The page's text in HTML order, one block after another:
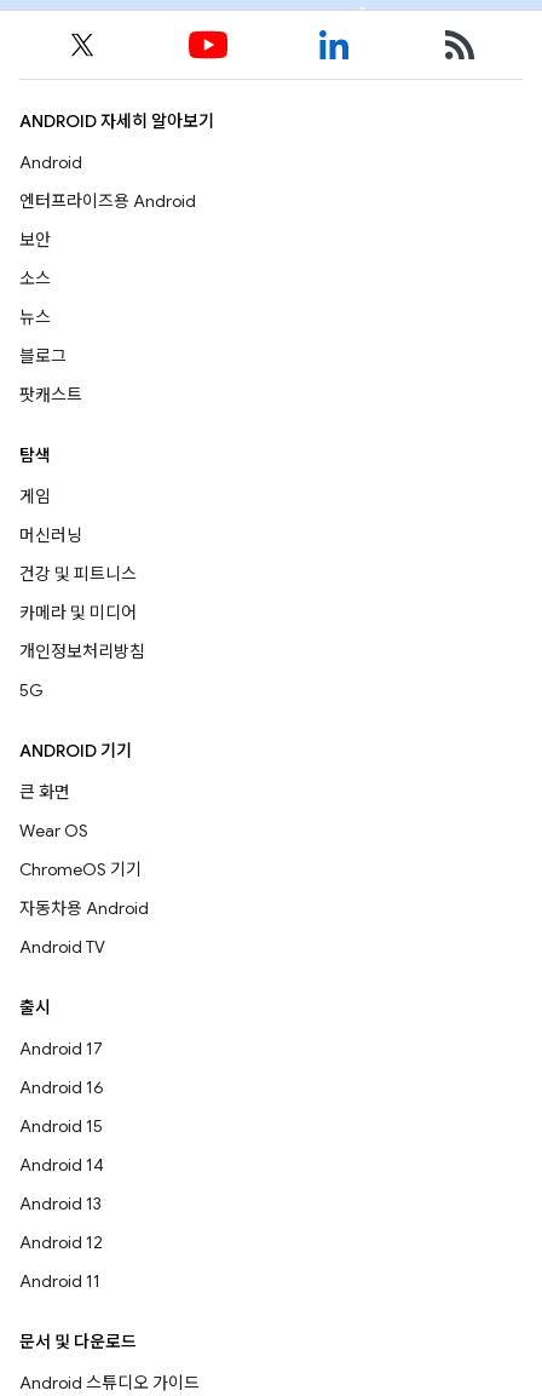
ANDROID 자세히 알아보기
Android
엔터프라이즈용 Android
보안
소스
뉴스
블로그
팟캐스트
탐색
게임
머신러닝
건강 및 피트니스
카메라 및 미디어
개인정보처리방침
5G
ANDROID 기기
큰 화면
Wear OS
ChromeOS 기기
자동차용 Android
Android TV
출시
Android 17
Android 16
Android 15
Android 14
Android 13
Android 12
Android 11
문서 및 다운로드
Android 스튜디오 가이드